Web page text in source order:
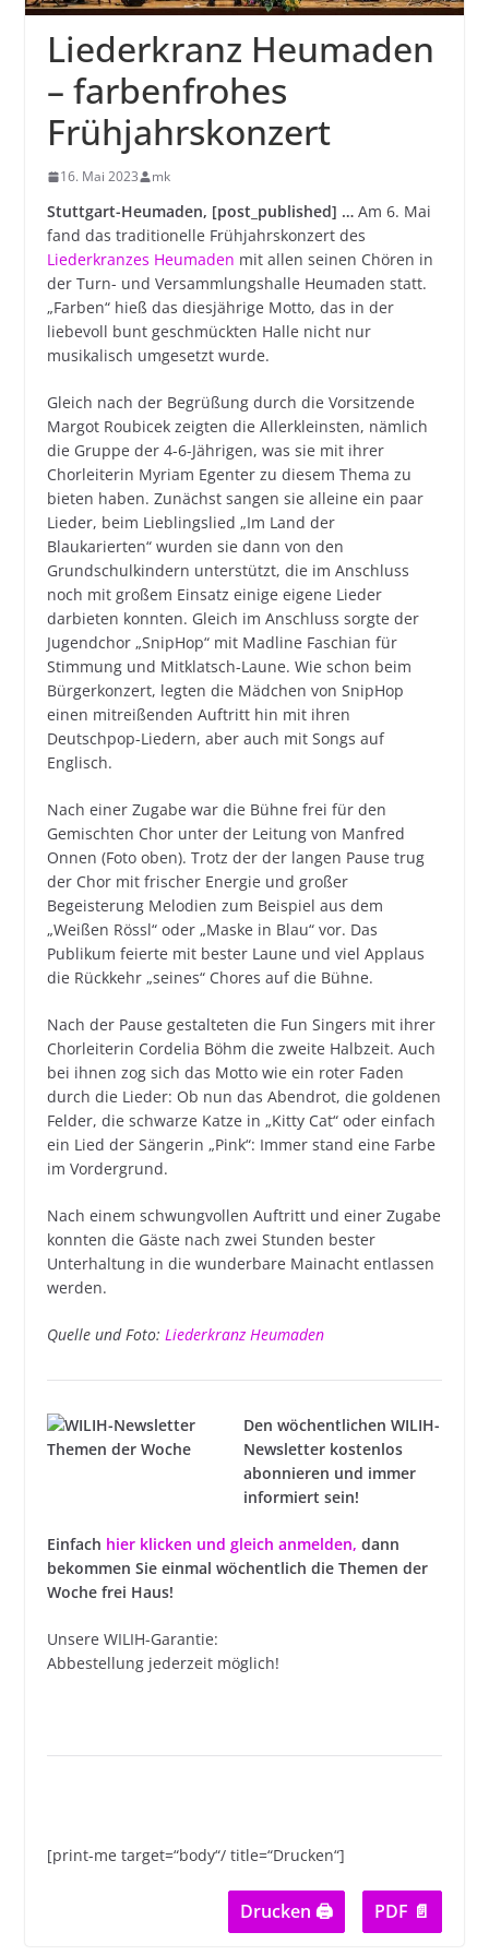
Liederkranz Heumaden
– farbenfrohes
Frühjahrskonzert
16. Mai 2023 mk
Stuttgart-Heumaden, [post_published] …Am 6. Mai
fand das traditionelle Frühjahrskonzert des
Liederkranzes Heumaden mit allen seinen Chören in
der Turn- und Versammlungshalle Heumaden statt.
„Farben“ hieß das diesjährige Motto, das in der
liebevoll bunt geschmückten Halle nicht nur
musikalisch umgesetzt wurde.
Gleich nach der Begrüßung durch die Vorsitzende
Margot Roubicek zeigten die Allerkleinsten, nämlich
die Gruppe der 4-6-Jährigen, was sie mit ihrer
Chorleiterin Myriam Egenter zu diesem Thema zu
bieten haben. Zunächst sangen sie alleine ein paar
Lieder, beim Lieblingslied „Im Land der
Blaukarierten“ wurden sie dann von den
Grundschulkindern unterstützt, die im Anschluss
noch mit großem Einsatz einige eigene Lieder
darbieten konnten. Gleich im Anschluss sorgte der
Jugendchor „SnipHop“ mit Madline Faschian für
Stimmung und Mitklatsch-Laune. Wie schon beim
Bürgerkonzert, legten die Mädchen von SnipHop
einen mitreißenden Auftritt hin mit ihren
Deutschpop-Liedern, aber auch mit Songs auf
Englisch.
Nach einer Zugabe war die Bühne frei für den
Gemischten Chor unter der Leitung von Manfred
Onnen (Foto oben). Trotz der der langen Pause trug
der Chor mit frischer Energie und großer
Begeisterung Melodien zum Beispiel aus dem
„Weißen Rössl“ oder „Maske in Blau“ vor. Das
Publikum feierte mit bester Laune und viel Applaus
die Rückkehr „seines“ Chores auf die Bühne.
Nach der Pause gestalteten die Fun Singers mit ihrer
Chorleiterin Cordelia Böhm die zweite Halbzeit. Auch
bei ihnen zog sich das Motto wie ein roter Faden
durch die Lieder: Ob nun das Abendrot, die goldenen
Felder, die schwarze Katze in „Kitty Cat“ oder einfach
ein Lied der Sängerin „Pink“: Immer stand eine Farbe
im Vordergrund.
Nach einem schwungvollen Auftritt und einer Zugabe
konnten die Gäste nach zwei Stunden bester
Unterhaltung in die wunderbare Mainacht entlassen
werden.
Quelle und Foto: Liederkranz Heumaden
Den wöchentlichen WILIH-
Newsletter kostenlos
abonnieren und immer
informiert sein!
Einfach hier klicken und gleich anmelden, dann
bekommen Sie einmal wöchentlich die Themen der
Woche frei Haus!
Unsere WILIH-Garantie:
Abbestellung jederzeit möglich!
[print-me target=“body“/ title=“Drucken“]
Drucken 🖨 PDF 📄